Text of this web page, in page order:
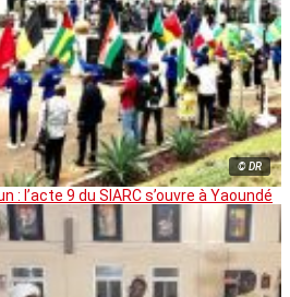
© DR
: l’acte 9 du SIARC s’ouvre à Yaoundé